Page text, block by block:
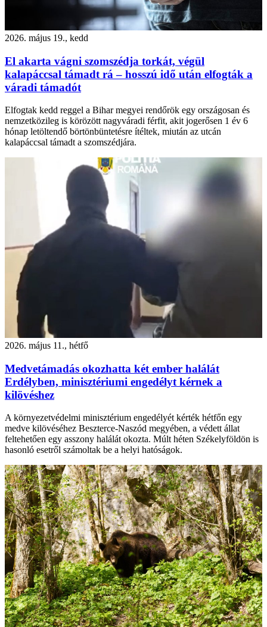
2026. május 19., kedd
El akarta vágni szomszédja torkát, végül
kalapáccsal támadt rá – hosszú idő után elfogták a
váradi támadót
Elfogtak kedd reggel a Bihar megyei rendőrök egy országosan és
nemzetközileg is körözött nagyváradi férfit, akit jogerősen 1 év 6
hónap letöltendő börtönbüntetésre ítéltek, miután az utcán
kalapáccsal támadt a szomszédjára.
2026. május 11., hétfő
Medvetámadás okozhatta két ember halálát
Erdélyben, minisztériumi engedélyt kérnek a
kilövéshez
A környezetvédelmi minisztérium engedélyét kérték hétfőn egy
medve kilövéséhez Beszterce-Naszód megyében, a védett állat
feltehetően egy asszony halálát okozta. Múlt héten Székelyföldön is
hasonló esetről számoltak be a helyi hatóságok.